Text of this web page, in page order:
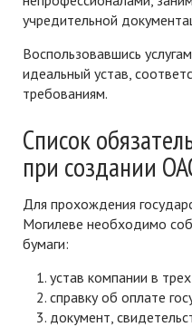
учредительной
Воспользовавшись
идеальный устав,
требованиям.
Список
при создании
Для прохождения
Могилеве необходимо
бумаги:
устав компании в
справку об оплате
документ,